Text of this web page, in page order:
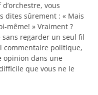
vous
dites sûrement : « Mais
même! » Vraiment ?
sans regarder un seul fil
commentaire politique,
opinion dans une
que vous ne le